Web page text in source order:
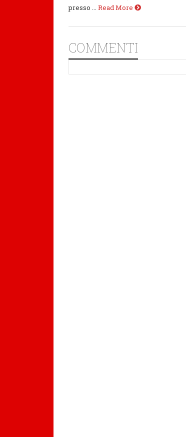
presso ... Read More
COMMENTI